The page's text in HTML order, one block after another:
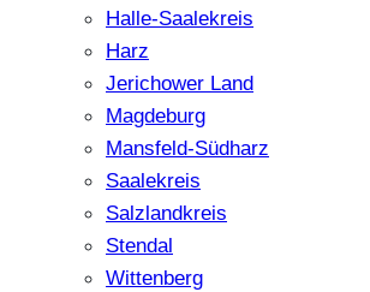
Halle-Saalekreis
Harz
Jerichower Land
Magdeburg
Mansfeld-Südharz
Saalekreis
Salzlandkreis
Stendal
Wittenberg